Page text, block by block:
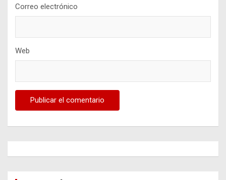
Correo electrónico
Web